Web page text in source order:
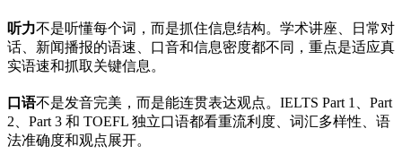
听力不是听懂每个词，而是抓住信息结构。学术讲座、日常对
话、新闻播报的语速、口音和信息密度都不同，重点是适应真
实语速和抓取关键信息。
口语不是发音完美，而是能连贯表达观点。IELTS Part 1、Part
2、Part 3 和 TOEFL 独立口语都看重流利度、词汇多样性、语
法准确度和观点展开。